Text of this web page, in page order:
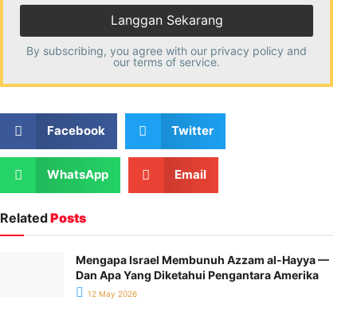
By subscribing, you agree with our privacy policy and
our terms of service.
Facebook Twitter
WhatsApp Email
RelatedPosts
Mengapa Israel Membunuh Azzam al-Hayya —
Dan Apa Yang Diketahui Pengantara Amerika
12 May 2026